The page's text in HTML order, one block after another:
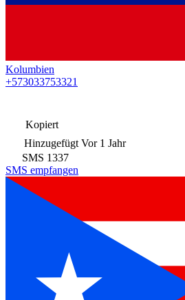
Kolumbien
+573033753321
Kopiert
Hinzugefügt Vor 1 Jahr
SMS 1337
SMS empfangen